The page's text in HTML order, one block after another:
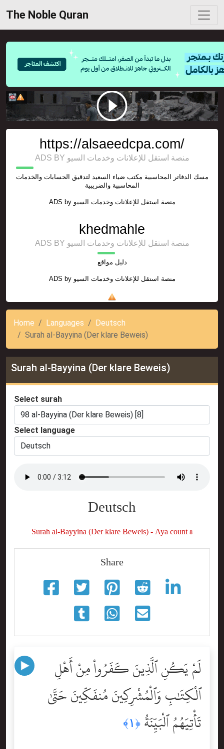
The Noble Quran
https://alsaeedcpa.com/
ADS BY منصة استقل للإعلانات وخدمات السيو
مسك الدفاتر المحاسبية مكتب ضياء السعيد لتدقيق الحسابات والخدمات
المحاسبية والضريبية
ADS by منصة استقل للإعلانات وخدمات السيو
khedmahle
ADS BY منصة استقل للإعلانات وخدمات السيو
دليل مواقع
ADS by منصة استقل للإعلانات وخدمات السيو
Home Languages
Deutsch
Surah al-Bayyina (Der klare Beweis)
Surah al-Bayyina (Der klare Beweis)
Select surah
Select language
Deutsch
Surah al-Bayyina (Der klare Beweis) - Aya count 8
Share
لَمْ يَكُنِ ٱلَّذِينَ كَفَرُواْ مِنْ أَهْلِ
ٱلْكِتَٰبِ وَٱلْمُشْرِكِينَ مُنفَكِّينَ حَتَّىٰ
تَأْتِيَهُمُ ٱلْبَيِّنَةُ ﴿١﴾